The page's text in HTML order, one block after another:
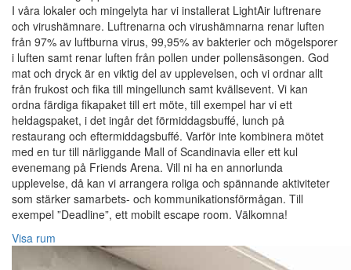
I våra lokaler och mingelyta har vi installerat LightAir luftrenare
och virushämnare. Luftrenarna och virushämnarna renar luften
från 97% av luftburna virus, 99,95% av bakterier och mögelsporer
i luften samt renar luften från pollen under pollensäsongen. God
mat och dryck är en viktig del av upplevelsen, och vi ordnar allt
från frukost och fika till mingellunch samt kvällsevent. Vi kan
ordna färdiga fikapaket till ert möte, till exempel har vi ett
heldagspaket, i det ingår det förmiddagsbuffé, lunch på
restaurang och eftermiddagsbuffé. Varför inte kombinera mötet
med en tur till närliggande Mall of Scandinavia eller ett kul
evenemang på Friends Arena. Vill ni ha en annorlunda
upplevelse, då kan vi arrangera roliga och spännande aktiviteter
som stärker samarbets- och kommunikationsförmågan. Till
exempel ”Deadline”, ett mobilt escape room. Välkomna!
Visa rum